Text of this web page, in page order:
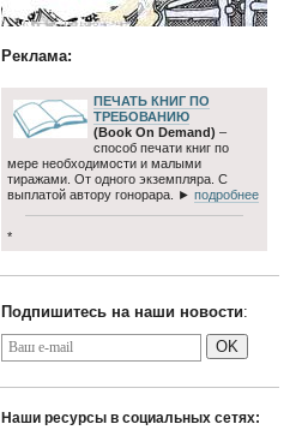
Реклама:
ПЕЧАТЬ КНИГ ПО
ТРЕБОВАНИЮ
(Book On Demand) –
способ печати книг по
мере необходимости и малыми
тиражами. От одного экземпляра. С
выплатой автору гонорара. ► подробнее
*
Подпишитесь на наши новости:
OK
Наши ресурсы в социальных сетях: